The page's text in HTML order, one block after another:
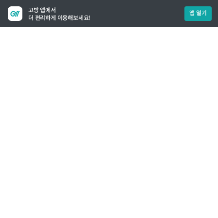
고방 앱에서
더 편리하게 이용해보세요!
앱 열기